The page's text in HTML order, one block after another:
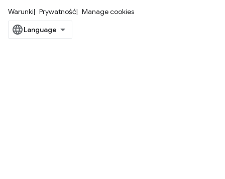
Warunki Prywatność Manage cookies